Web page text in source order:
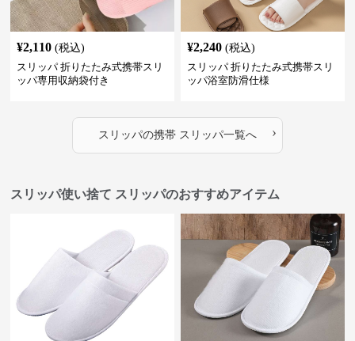
¥2,110 (税込)
スリッパ 折りたたみ式携帯スリ
ッパ専用収納袋付き
¥2,240 (税込)
スリッパ 折りたたみ式携帯スリ
ッパ浴室防滑仕様
スリッパの携帯 スリッパ一覧へ ›
スリッパ使い捨て スリッパのおすすめアイテム